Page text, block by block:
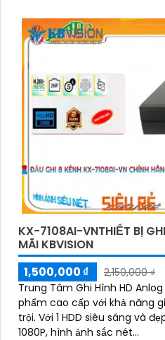
KX-7108AI-VNTHIẾT BỊ
MÃI KBVISION
1,500,000 ₫
2,150,000 ₫
Trung Tâm Ghi Hình HD
phẩm cao cấp với khả năng
trội. Với 1 HDD siêu sáng và đẹp 2.0 megapixel FULL HD
1080P, hình ảnh sắc nét...